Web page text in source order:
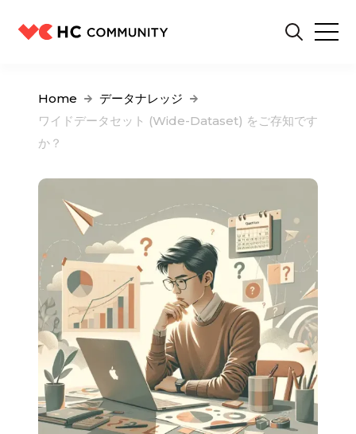
Home
データナレッジ
ワイドデータセット (Wide-Dataset) をご存知です
か？